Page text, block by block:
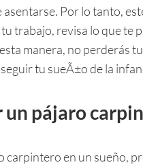
Por lo tanto,
tu trabajo, revisa lo que
manera, no perderás
tu sueÃ±o de la
un pájaro
carpintero en un sueño,